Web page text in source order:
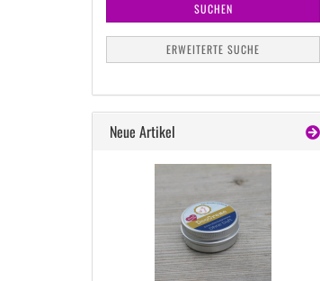
SUCHEN
ERWEITERTE SUCHE
Neue Artikel